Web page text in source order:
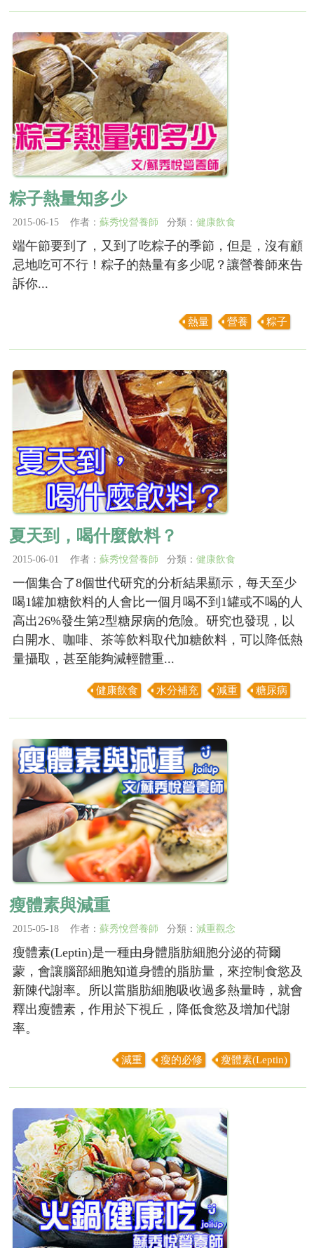
粽子熱量知多少
2015-06-15 作者： 蘇秀悅營養師 分類： 健康飲食
端午節要到了，又到了吃粽子的季節，但是，沒有顧
忌地吃可不行！粽子的熱量有多少呢？讓營養師來告
訴你...
熱量 營養 粽子
夏天到，喝什麼飲料？
2015-06-01 作者： 蘇秀悅營養師 分類： 健康飲食
一個集合了8個世代研究的分析結果顯示，每天至少
喝1罐加糖飲料的人會比一個月喝不到1罐或不喝的人
高出26%發生第2型糖尿病的危險。研究也發現，以
白開水、咖啡、茶等飲料取代加糖飲料，可以降低熱
量攝取，甚至能夠減輕體重...
健康飲食 水分補充 減重 糖尿病
瘦體素與減重
2015-05-18 作者： 蘇秀悅營養師 分類： 減重觀念
瘦體素(Leptin)是一種由身體脂肪細胞分泌的荷爾
蒙，會讓腦部細胞知道身體的脂肪量，來控制食慾及
新陳代謝率。所以當脂肪細胞吸收過多熱量時，就會
釋出瘦體素，作用於下視丘，降低食慾及增加代謝
率。
減重 瘦的必修 瘦體素(Leptin)